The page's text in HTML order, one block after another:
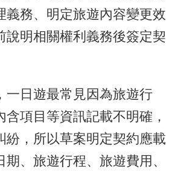
義務、明定旅遊內容變更效
說明相關權利義務後簽定契
一日遊最常見因為旅遊行
項目等資訊記載不明確，
紛，所以草案明定契約應載
、旅遊行程、旅遊費用、